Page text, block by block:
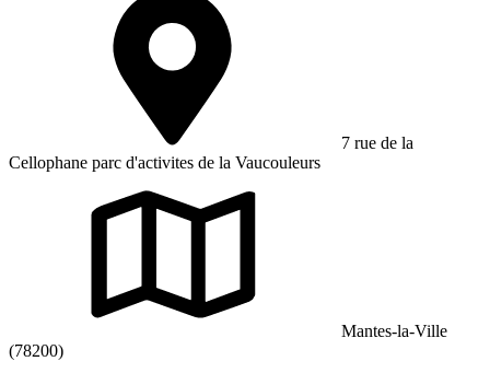
7 rue de la
Cellophane parc d'activites de la Vaucouleurs
Mantes-la-Ville
(78200)